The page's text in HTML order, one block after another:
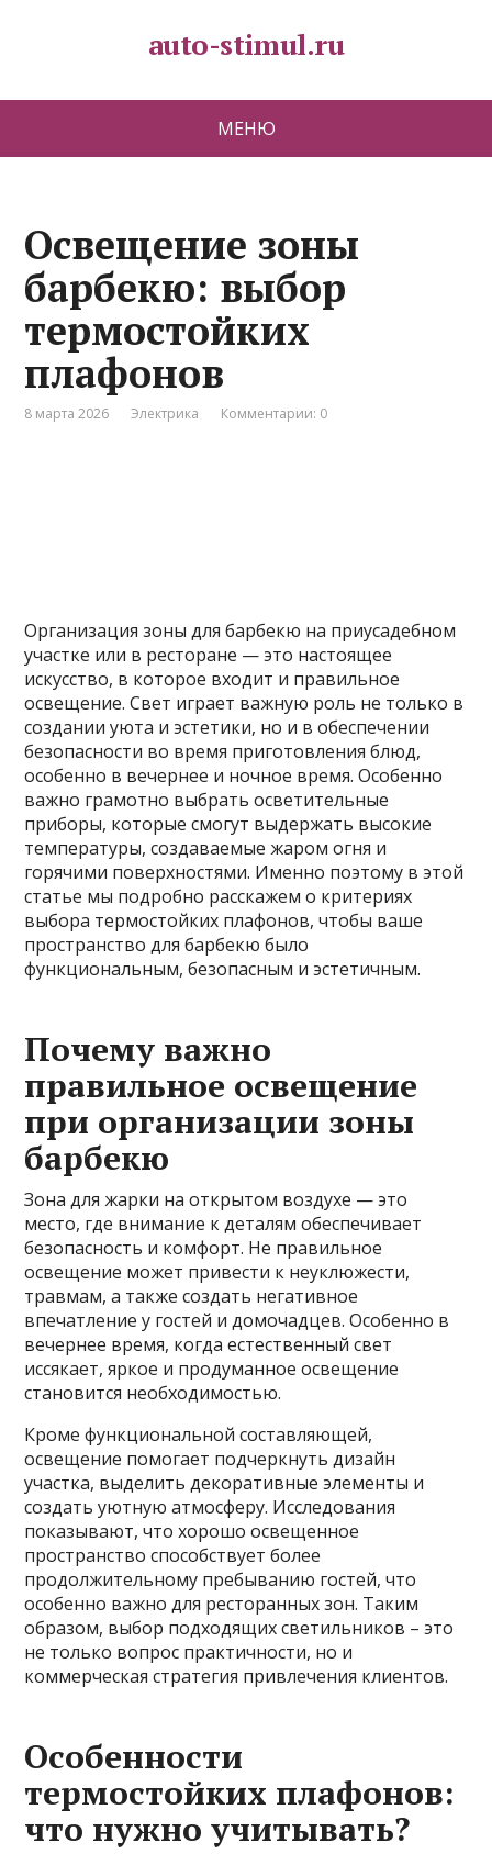
auto-stimul.ru
МЕНЮ
Освещение зоны
барбекю: выбор
термостойких
плафонов
8 марта 2026 Электрика Комментарии: 0
Организация зоны для барбекю на приусадебном
участке или в ресторане — это настоящее
искусство, в которое входит и правильное
освещение. Свет играет важную роль не только в
создании уюта и эстетики, но и в обеспечении
безопасности во время приготовления блюд,
особенно в вечернее и ночное время. Особенно
важно грамотно выбрать осветительные
приборы, которые смогут выдержать высокие
температуры, создаваемые жаром огня и
горячими поверхностями. Именно поэтому в этой
статье мы подробно расскажем о критериях
выбора термостойких плафонов, чтобы ваше
пространство для барбекю было
функциональным, безопасным и эстетичным.
Почему важно
правильное освещение
при организации зоны
барбекю
Зона для жарки на открытом воздухе — это
место, где внимание к деталям обеспечивает
безопасность и комфорт. Не правильное
освещение может привести к неуклюжести,
травмам, а также создать негативное
впечатление у гостей и домочадцев. Особенно в
вечернее время, когда естественный свет
иссякает, яркое и продуманное освещение
становится необходимостью.
Кроме функциональной составляющей,
освещение помогает подчеркнуть дизайн
участка, выделить декоративные элементы и
создать уютную атмосферу. Исследования
показывают, что хорошо освещенное
пространство способствует более
продолжительному пребыванию гостей, что
особенно важно для ресторанных зон. Таким
образом, выбор подходящих светильников – это
не только вопрос практичности, но и
коммерческая стратегия привлечения клиентов.
Особенности
термостойких плафонов:
что нужно учитывать?